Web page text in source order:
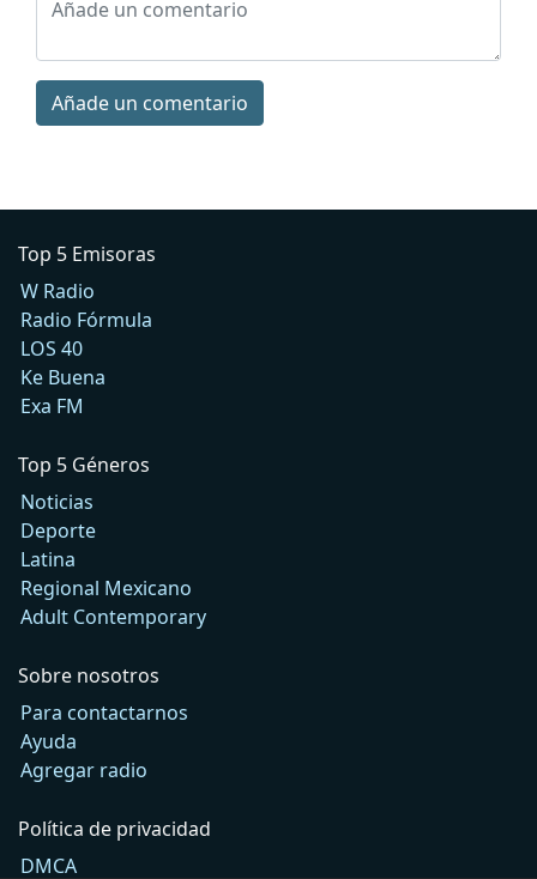
Añade un comentario
Top 5 Emisoras
W Radio
Radio Fórmula
LOS 40
Ke Buena
Exa FM
Top 5 Géneros
Noticias
Deporte
Latina
Regional Mexicano
Adult Contemporary
Sobre nosotros
Para contactarnos
Ayuda
Agregar radio
Política de privacidad
DMCA